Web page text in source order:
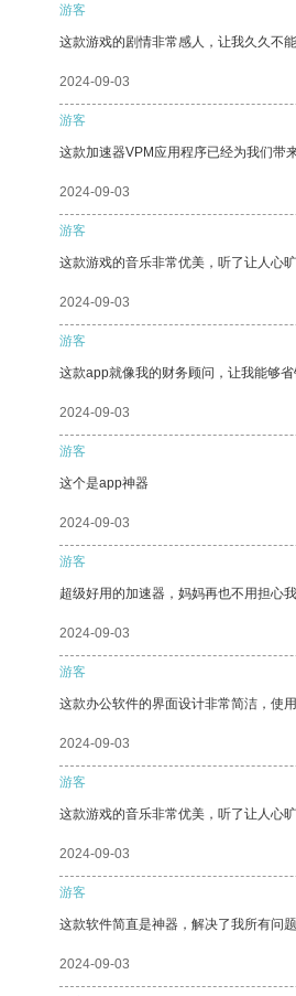
游客
这款游戏的剧情非常感人，让我久久不能
2024-09-03
游客
这款加速器VPM应用程序已经为我们带
2024-09-03
游客
这款游戏的音乐非常优美，听了让人心旷
2024-09-03
游客
这款app就像我的财务顾问，让我能够省
2024-09-03
游客
这个是app神器
2024-09-03
游客
超级好用的加速器，妈妈再也不用担心
2024-09-03
游客
这款办公软件的界面设计非常简洁，使
2024-09-03
游客
这款游戏的音乐非常优美，听了让人心旷
2024-09-03
游客
这款软件简直是神器，解决了我所有问题
2024-09-03